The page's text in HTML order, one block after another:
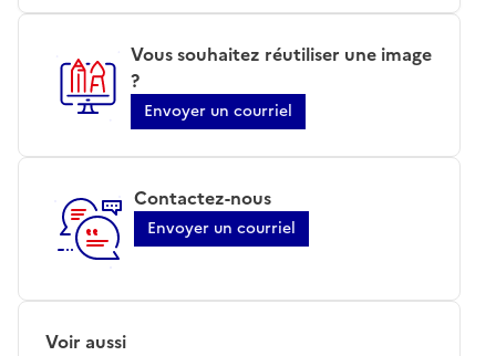
Vous souhaitez réutiliser une image
?
Envoyer un courriel
Contactez-nous
Envoyer un courriel
Voir aussi